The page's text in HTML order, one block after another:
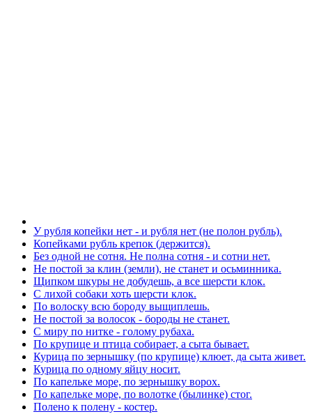
У рубля копейки нет - и рубля нет (не полон рубль).
Копейками рубль крепок (держится).
Без одной не сотня. Не полна сотня - и сотни нет.
Не постой за клин (земли), не станет и осьминника.
Щипком шкуры не добудешь, а все шерсти клок.
С лихой собаки хоть шерсти клок.
По волоску всю бороду выщиплешь.
Не постой за волосок - бороды не станет.
С миру по нитке - голому рубаха.
По крупице и птица собирает, а сыта бывает.
Курица по зернышку (по крупице) клюет, да сыта живет.
Курица по одному яйцу носит.
По капельке море, по зернышку ворох.
По капельке море, по волотке (былинке) стог.
Полено к полену - костер.